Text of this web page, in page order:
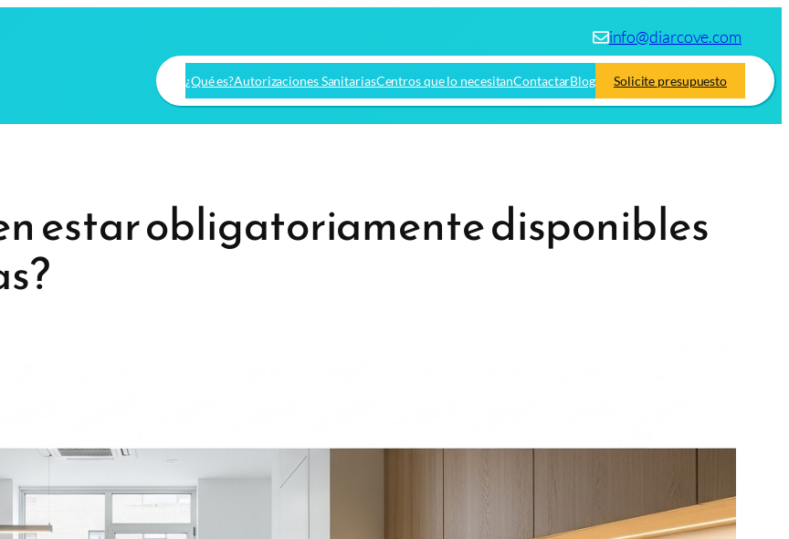
info@diarcove.com
¿Qué es?Autorizaciones SanitariasCentros que lo necesitanContactarBlog Solicite presupuesto
estar obligatoriamente disponibles